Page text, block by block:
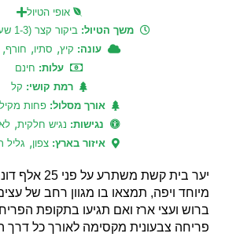
אופי הטיול
משך הטיול:ביקור קצר (1-3 שעות)
עונה: קיץ, סתיו, חורף,
עלות: חינם
רמת קושי: קל
אורך מסלול: פחות
נגישות: נגיש חלקית,
איזור בארץ: צפון, גליל
יער בית קשת
מיוחד ויפה, תמצאו בו מגוון רחב של
ברוש ועצי ארז ואם תגיעו בתקופת
פריחה צבעונית מקסימה לאורך כל דרך